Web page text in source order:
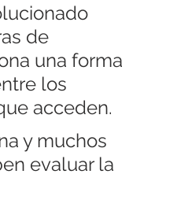
de
una forma
los
acceden.
y muchos
evaluar la